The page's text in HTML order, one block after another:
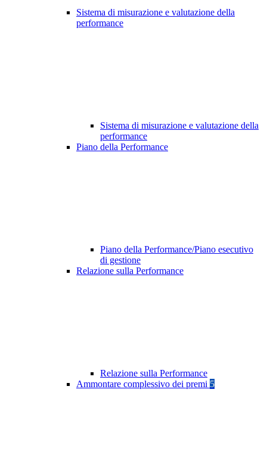
Sistema di misurazione e valutazione della
performance
Sistema di misurazione e valutazione della
performance
Piano della Performance
Piano della Performance/Piano esecutivo
di gestione
Relazione sulla Performance
Relazione sulla Performance
Ammontare complessivo dei premi 5